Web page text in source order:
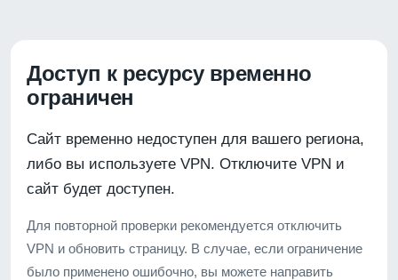
Доступ к ресурсу временно
ограничен
Сайт временно недоступен для вашего региона,
либо вы используете VPN. Отключите VPN и
сайт будет доступен.
Для повторной проверки рекомендуется отключить
VPN и обновить страницу. В случае, если ограничение
было применено ошибочно, вы можете направить